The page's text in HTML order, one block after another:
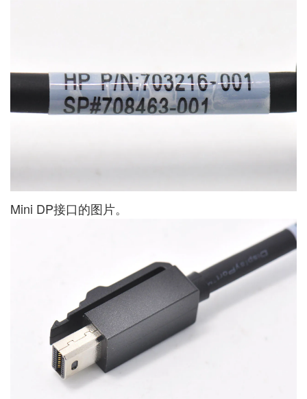
Mini DP接口的图片。